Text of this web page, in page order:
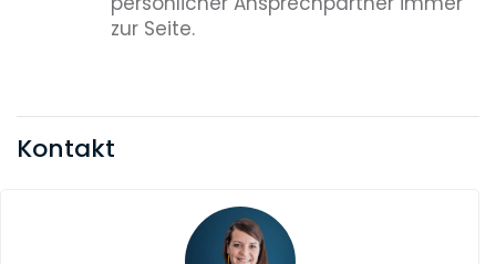
zur Seite.
Kontakt